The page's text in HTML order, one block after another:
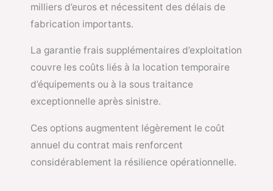
milliers d’euros et nécessitent des délais de
fabrication importants.
La garantie frais supplémentaires d’exploitation
couvre les coûts liés à la location temporaire
d’équipements ou à la sous traitance
exceptionnelle après sinistre.
Ces options augmentent légèrement le coût
annuel du contrat mais renforcent
considérablement la résilience opérationnelle.